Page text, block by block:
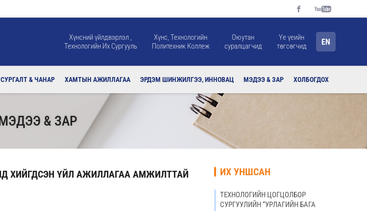
Хүнсний үйлдвэрлэл ,
Технологийн Их Сургууль
Хүнс, Технологийн
Политехник Коллеж
Оюутан
суралцагчид
Үе үеийн
төгсөгчид
EN
СУРГАЛТ & ЧАНАР ХАМТЫН АЖИЛЛАГАА ЭРДЭМ ШИНЖИЛГЭЭ, ИННОВАЦ МЭДЭЭ & ЗАР ХОЛБОГДОХ
& ЗАР
ХИЙГДСЭН ҮЙЛ АЖИЛЛАГАА АМЖИЛТТАЙ
ИХ УНШСАН
ТЕХНОЛОГИЙН ЦОГЦОЛБОР
СУРГУУЛИЙН “УРЛАГИЙН БАГА